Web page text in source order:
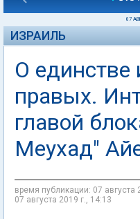
07
ИЗРАИЛЬ
О единстве
правых.
главой
Меухад"
время публикации: 07
07 августа 2019 г., 14:13